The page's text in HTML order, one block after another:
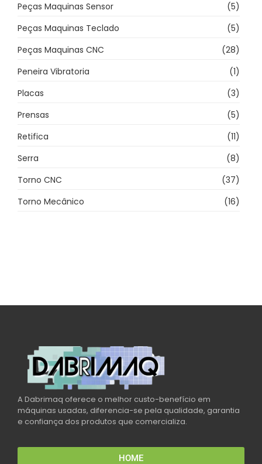
Peças Maquinas Sensor
(5)
Peças Maquinas Teclado
(5)
Peças Maquinas CNC
(28)
Peneira Vibratoria
(1)
Placas
(3)
Prensas
(5)
Retifica
(11)
Serra
(8)
Torno CNC
(37)
Torno Mecânico
(16)
A Dabrimaq oferece o melhor custo-benefício em
máquinas usadas, diferencia-se pela qualidade, garantia
e confiança dos produtos que comercializa.
HOME